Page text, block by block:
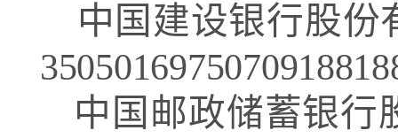
中国建设银行股份
中国邮政储蓄银行